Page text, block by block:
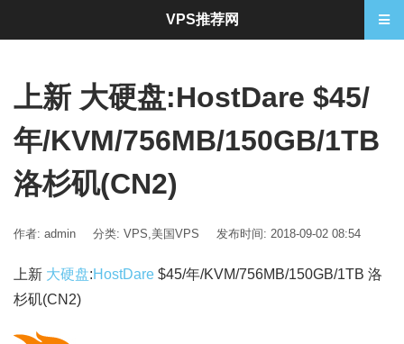
上新 大硬盘:HostDare $45/
年/KVM/756MB/150GB/1TB
洛杉矶(CN2)
作者: admin 分类: VPS,美国VPS 发布时间: 2018-09-02 08:54
上新 大硬盘:HostDare $45/年/KVM/756MB/150GB/1TB 洛
杉矶(CN2)
VPS推荐网